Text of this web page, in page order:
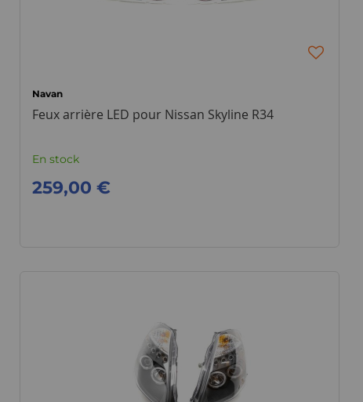
Navan
Feux arrière LED pour Nissan Skyline R34
En stock
259,00 €